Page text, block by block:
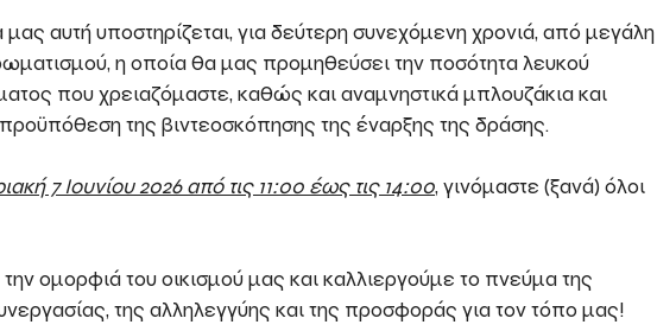
αυτή υποστηρίζεται, για δεύτερη συνεχόμενη χρονιά, από μεγάλη
η οποία θα μας προμηθεύσει την ποσότητα λευκού
που χρειαζόμαστε, καθώς και αναμνηστικά μπλουζάκια και
της βιντεοσκόπησης της έναρξης της δράσης.
7 Ιουνίου 2026 από τις 11:00 έως τις 14:00, γινόμαστε (ξανά) όλοι
ομορφιά του οικισμού μας και καλλιεργούμε το πνεύμα της
της αλληλεγγύης και της προσφοράς για τον τόπο μας!